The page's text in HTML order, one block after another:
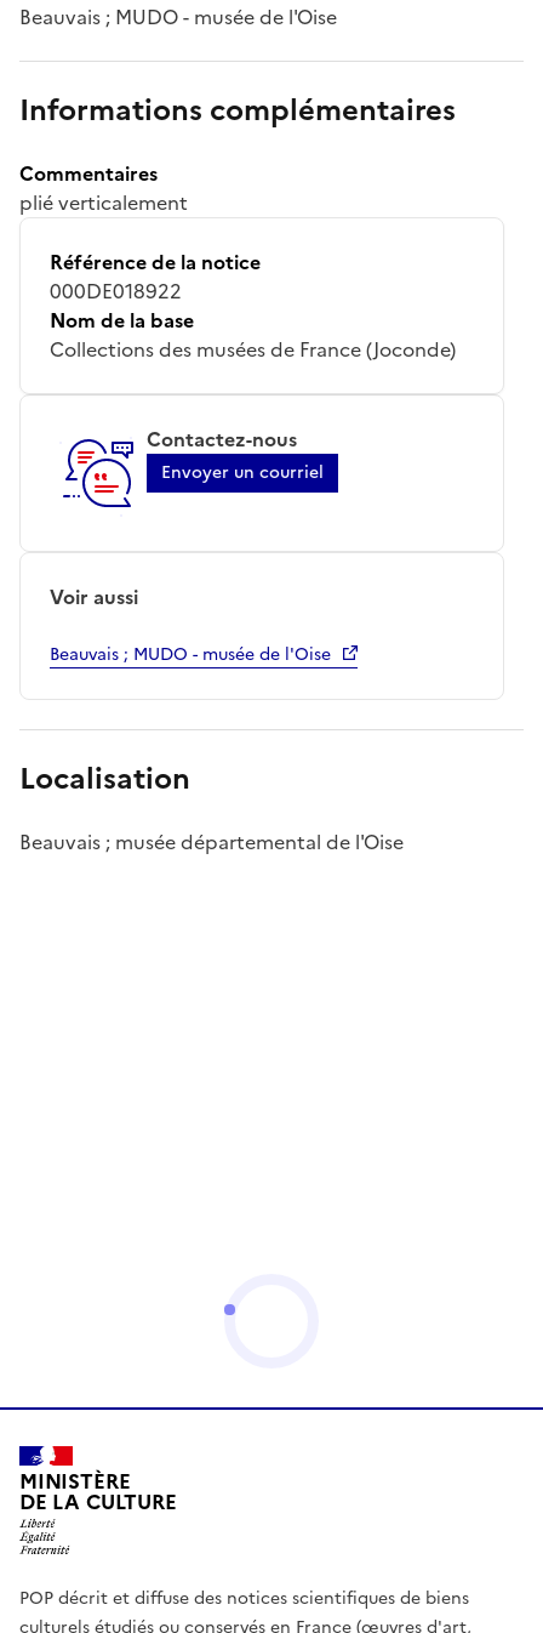
Beauvais ; MUDO - musée de l'Oise
Informations complémentaires
Commentaires
plié verticalement
Référence de la notice
000DE018922
Nom de la base
Collections des musées de France (Joconde)
Contactez-nous
Envoyer un courriel
Voir aussi
Beauvais ; MUDO - musée de l'Oise
Localisation
Beauvais ; musée départemental de l'Oise
MINISTÈRE
DE LA CULTURE
POP décrit et diffuse des notices scientifiques de biens
culturels étudiés ou conservés en France (œuvres d'art,